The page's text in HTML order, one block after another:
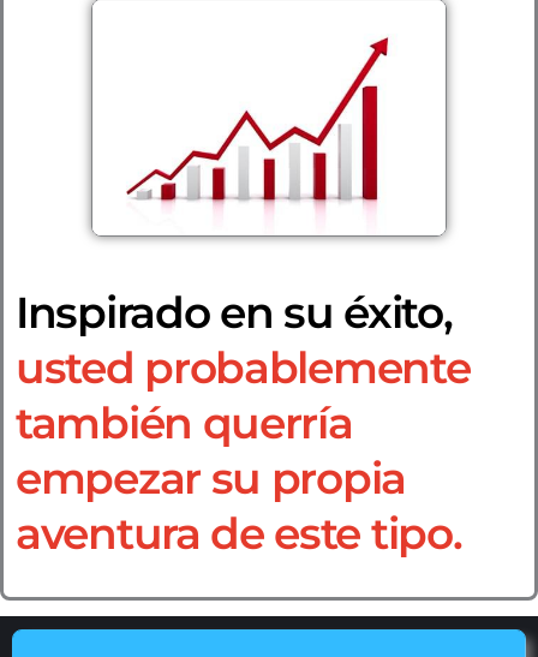
Inspirado en su éxito,
usted probablemente
también querría
empezar su propia
aventura de este tipo.